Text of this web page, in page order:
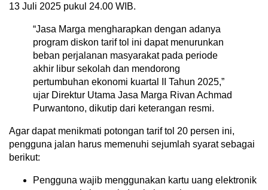
13 Juli 2025 pukul 24.00 WIB.
“Jasa Marga mengharapkan dengan adanya
program diskon tarif tol ini dapat menurunkan
beban perjalanan masyarakat pada periode
akhir libur sekolah dan mendorong
pertumbuhan ekonomi kuartal II Tahun 2025,”
ujar Direktur Utama Jasa Marga Rivan Achmad
Purwantono, dikutip dari keterangan resmi.
Agar dapat menikmati potongan tarif tol 20 persen ini,
pengguna jalan harus memenuhi sejumlah syarat sebagai
berikut:
Pengguna wajib menggunakan kartu uang elektronik